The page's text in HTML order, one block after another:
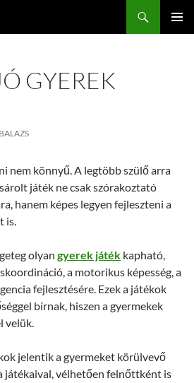
GYEREK
nem könnyű. A legtöbb szülő arra
játék ne csak szórakoztató
hanem képes legyen fejleszteni a
is.
olyan gyerek játék kapható,
a motorikus képesség, a
fejlesztésére. Ezek a játékok
bírnak, hiszen a gyermekek
velük.
jelentik a gyermeket körülvevő
játékaival, vélhetően felnőttként is